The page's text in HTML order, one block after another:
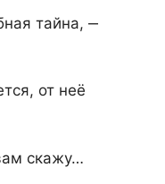
тайна, ‒
от неё
скажу…